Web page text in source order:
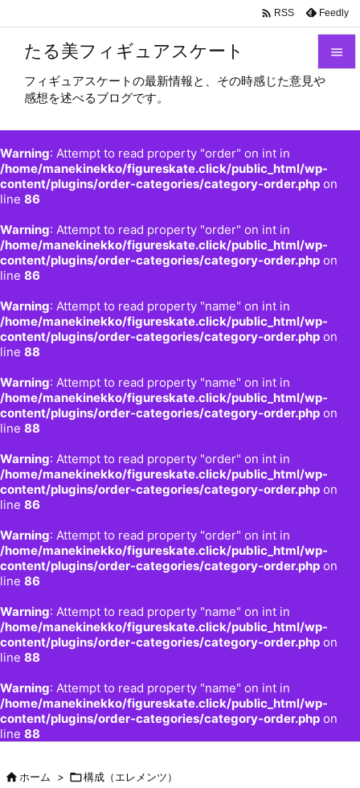
たる美フィギュアスケート
フィギュアスケートの最新情報と、その時感じた意見や
感想を述べるブログです。
Warning: Attempt to read property "order" on int in
/home/manekinekko/figureskate.click/public_html/wp-
content/plugins/order-categories/category-order.php on
line 86
Warning: Attempt to read property "order" on int in
/home/manekinekko/figureskate.click/public_html/wp-
content/plugins/order-categories/category-order.php on
line 86
Warning: Attempt to read property "name" on int in
/home/manekinekko/figureskate.click/public_html/wp-
content/plugins/order-categories/category-order.php on
line 88
Warning: Attempt to read property "name" on int in
/home/manekinekko/figureskate.click/public_html/wp-
content/plugins/order-categories/category-order.php on
line 88
Warning: Attempt to read property "order" on int in
/home/manekinekko/figureskate.click/public_html/wp-
content/plugins/order-categories/category-order.php on
line 86
Warning: Attempt to read property "order" on int in
/home/manekinekko/figureskate.click/public_html/wp-
content/plugins/order-categories/category-order.php on
line 86
Warning: Attempt to read property "name" on int in
/home/manekinekko/figureskate.click/public_html/wp-
content/plugins/order-categories/category-order.php on
line 88
Warning: Attempt to read property "name" on int in
/home/manekinekko/figureskate.click/public_html/wp-
content/plugins/order-categories/category-order.php on
line 88


前へ

 RSS Feedly
ホーム > 構成（エレメンツ）